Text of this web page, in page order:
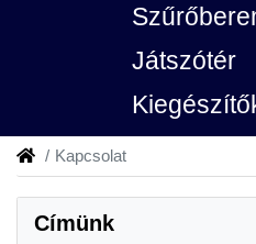
Játszótér
Kapcsolat
Címünk